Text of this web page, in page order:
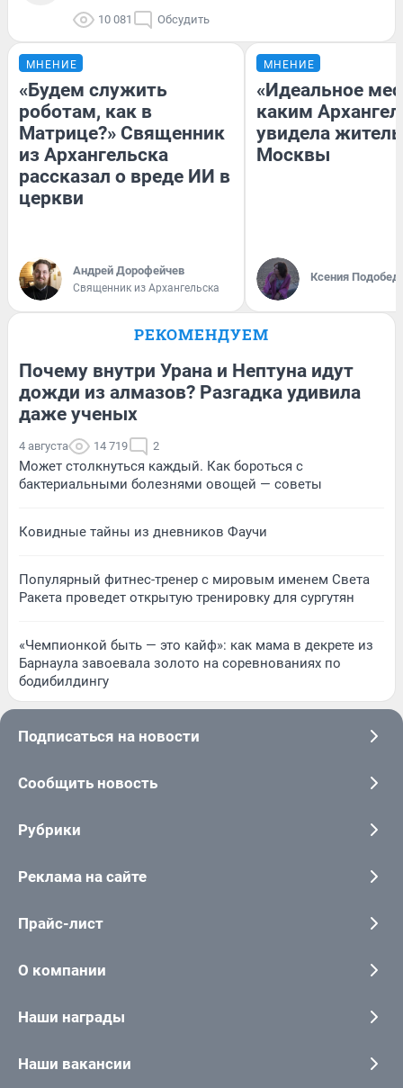
10 081 Обсудить
МНЕНИЕ
«Будем служить
роботам, как в
Матрице?» Священник
из Архангельска
рассказал о вреде ИИ в
церкви
Андрей Дорофейчев
Священник из Архангельска
МНЕНИЕ
«Идеальное
каким
увидела
Москвы
Ксения
РЕКОМЕНДУЕМ
Почему внутри Урана и Нептуна идут
дожди из алмазов? Разгадка удивила
даже ученых
4 августа 14 719 2
Может столкнуться каждый. Как бороться с
бактериальными болезнями овощей — советы
Ковидные тайны из дневников Фаучи
Популярный фитнес-тренер с мировым именем Света
Ракета проведет открытую тренировку для сургутян
«Чемпионкой быть — это кайф»: как мама в декрете из
Барнаула завоевала золото на соревнованиях по
бодибилдингу
Подписаться на новости
Сообщить новость
Рубрики
Реклама на сайте
Прайс-лист
О компании
Наши награды
Наши вакансии